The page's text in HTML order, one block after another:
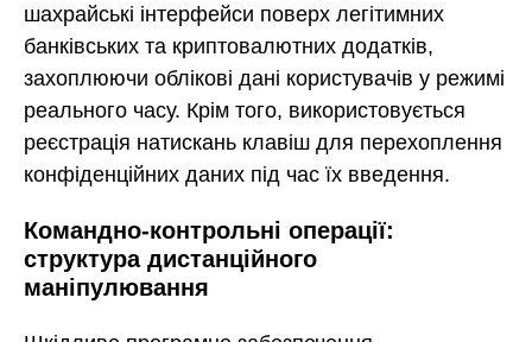
шахрайські інтерфейси поверх легітимних
банківських та криптовалютних додатків,
захоплюючи облікові дані користувачів у режимі
реального часу. Крім того, використовується
реєстрація натискань клавіш для перехоплення
конфіденційних даних під час їх введення.
Командно-контрольні операції:
структура дистанційного
маніпулювання